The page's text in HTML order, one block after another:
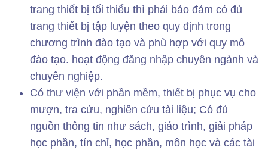
trang thiết bị tối thiểu thì phải bảo đảm có đủ
trang thiết bị tập luyện theo quy định trong
chương trình đào tạo và phù hợp với quy mô
đào tạo. hoạt động đăng nhập chuyên ngành và
chuyên nghiệp.
Có thư viện với phần mềm, thiết bị phục vụ cho
mượn, tra cứu, nghiên cứu tài liệu; Có đủ
nguồn thông tin như sách, giáo trình, giải pháp
học phần, tín chỉ, học phần, môn học và các tài